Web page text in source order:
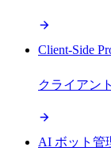
Client-Side
クライアン
AI ボット管